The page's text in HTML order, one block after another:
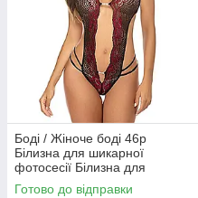
Боді / Жіноче боді 46р
Білизна для шикарної
фотосесії Білизна для
шлюбної ночі
Готово до відправки